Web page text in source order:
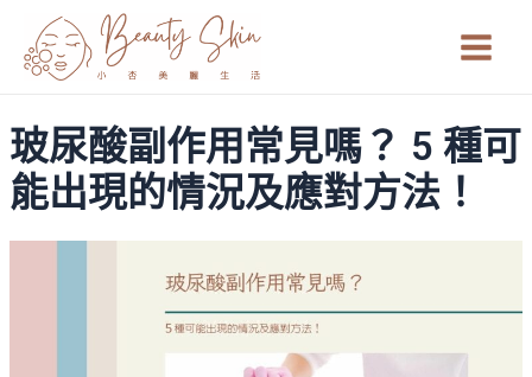
內
容
Main
玻尿酸副作用常見嗎？ 5 種可
能出現的情況及應對方法！